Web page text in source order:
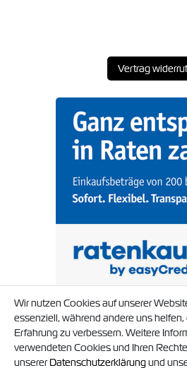
Vertrag
Wir nutzen Cookies auf unserer
essenziell, während andere uns
Erfahrung zu verbessern. Weitere
verwendeten Cookies und Ihren
unsererDaten­schutz­erklärungund